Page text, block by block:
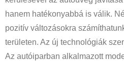
hanem hatékonyabbá is válik.
pozitív változásokra
területen. Az új technológiák
Az autóiparban alkalmazott